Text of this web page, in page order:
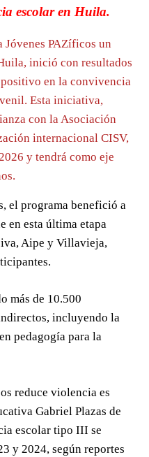
escolar en Huila.
Jóvenes PAZíficos un
inició con resultados
en la convivencia
Esta iniciativa,
con la Asociación
internacional CISV,
y tendrá como eje
el programa benefició a
en esta última etapa
Aipe y Villavieja,
más de 10.500
incluyendo la
pedagogía para la
reduce violencia es
Gabriel Plazas de
escolar tipo III se
y 2024, según reportes